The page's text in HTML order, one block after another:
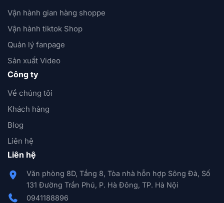
Vận hành gian hàng shoppe
Vận hành tiktok Shop
Quản lý fanpage
Sản xuất Video
Công ty
Về chúng tôi
Khách hàng
Blog
Liên hệ
Liên hệ
Văn phòng 8D, Tầng 8, Tòa nhà hỗn hợp Sông Đà, Số
131 Đường Trần Phú, P. Hà Đông, TP. Hà Nội
0941188896